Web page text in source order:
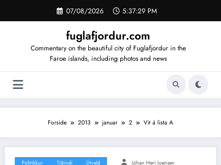
indhold
07/08/2026 5:37:29 PM
fuglafjordur.com
Commentary on the beautiful city of Fuglafjordur in the
Faroe islands, including photos and news
Forside 2013 januar 2 Vit á lista A
Politikkur Tíðindi Útvald Jóhan Heri Joensen